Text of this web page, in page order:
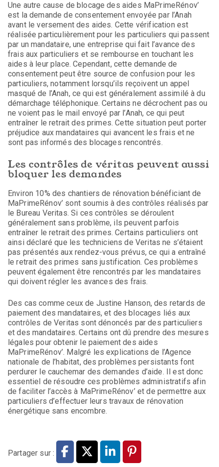
Une autre cause de blocage des aides MaPrimeRénov’
est la demande de consentement envoyée par l’Anah
avant le versement des aides. Cette vérification est
réalisée particulièrement pour les particuliers qui passent
par un mandataire, une entreprise qui fait l’avance des
frais aux particuliers et se rembourse en touchant les
aides à leur place. Cependant, cette demande de
consentement peut être source de confusion pour les
particuliers, notamment lorsqu’ils reçoivent un appel
masqué de l’Anah, ce qui est généralement assimilé à du
démarchage téléphonique. Certains ne décrochent pas ou
ne voient pas le mail envoyé par l’Anah, ce qui peut
entraîner le retrait des primes. Cette situation peut porter
préjudice aux mandataires qui avancent les frais et ne
sont pas informés des blocages rencontrés.
Les contrôles de véritas peuvent aussi
bloquer les demandes
Environ 10% des chantiers de rénovation bénéficiant de
MaPrimeRénov’ sont soumis à des contrôles réalisés par
le Bureau Veritas. Si ces contrôles se déroulent
généralement sans problème, ils peuvent parfois
entraîner le retrait des primes. Certains particuliers ont
ainsi déclaré que les techniciens de Veritas ne s’étaient
pas présentés aux rendez-vous prévus, ce qui a entraîné
le retrait des primes sans justification. Ces problèmes
peuvent également être rencontrés par les mandataires
qui doivent régler les avances des frais.
Des cas comme ceux de Justine Hanson, des retards de
paiement des mandataires, et des blocages liés aux
contrôles de Veritas sont dénoncés par des particuliers
et des mandataires. Certains ont dû prendre des mesures
légales pour obtenir le paiement des aides
MaPrimeRénov’. Malgré les explications de l’Agence
nationale de l’habitat, des problèmes persistants font
perdurer le cauchemar des demandes d’aide. Il est donc
essentiel de résoudre ces problèmes administratifs afin
de faciliter l’accès à MaPrimeRénov’ et de permettre aux
particuliers d’effectuer leurs travaux de rénovation
énergétique sans encombre.
Partager sur :